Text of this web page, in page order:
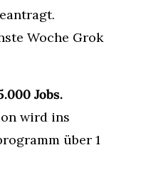
Woche Grok
Jobs.
wird ins
über 1